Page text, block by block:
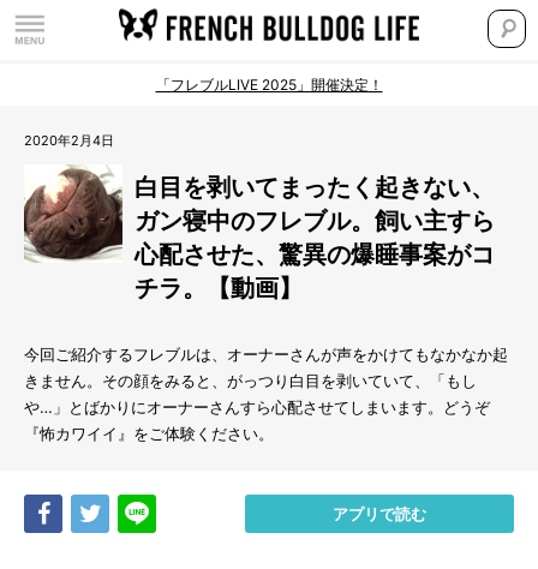
「フレブルLIVE 2025」開催決定！
2020年2月4日
白目を剥いてまったく起きない、
ガン寝中のフレブル。飼い主すら
心配させた、驚異の爆睡事案がコ
チラ。【動画】
今回ご紹介するフレブルは、オーナーさんが声をかけてもなかなか起
きません。その顔をみると、がっつり白目を剥いていて、「もし
や…」とばかりにオーナーさんすら心配させてしまいます。どうぞ
『怖カワイイ』をご体験ください。
Share Tweet アプリで読む